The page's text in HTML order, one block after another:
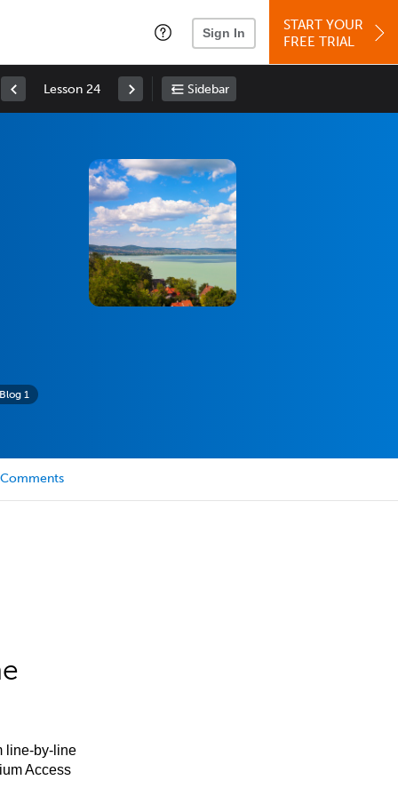
Sign In
START YOUR
FREE TRIAL
Lesson 24 Sidebar
1
Comments
line-by-line
Access